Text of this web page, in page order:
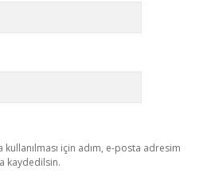
için adım, e-posta adresim
kaydedilsin.